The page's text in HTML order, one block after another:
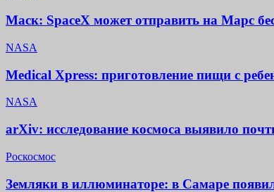
Маск: SpaceX может отправить на Марс
NASA
Medical Xpress: приготовление пищи с
NASA
arXiv: исследование космоса выявило
Роскосмос
Земляки в иллюминаторе: в Самаре